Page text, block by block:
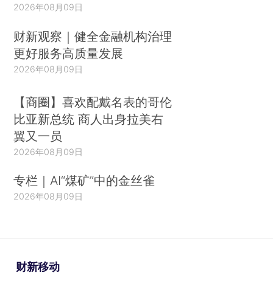
2026年08月09日
财新观察｜健全金融机构治理
更好服务高质量发展
2026年08月09日
【商圈】喜欢配戴名表的哥伦
比亚新总统 商人出身拉美右
翼又一员
2026年08月09日
专栏｜AI“煤矿”中的金丝雀
2026年08月09日
财新移动